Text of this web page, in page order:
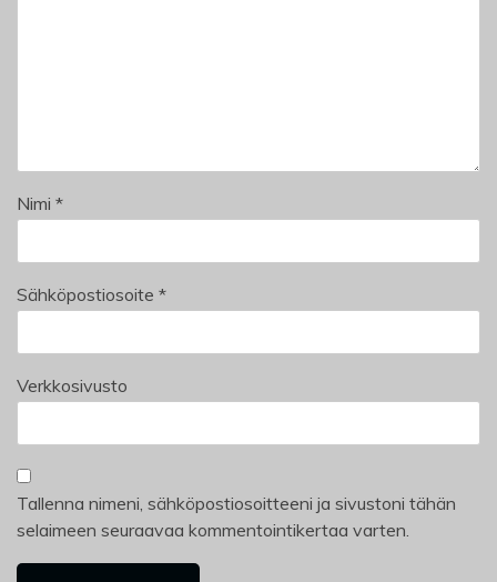
Nimi *
Sähköpostiosoite *
Verkkosivusto
Tallenna nimeni, sähköpostiosoitteeni ja sivustoni tähän
selaimeen seuraavaa kommentointikertaa varten.